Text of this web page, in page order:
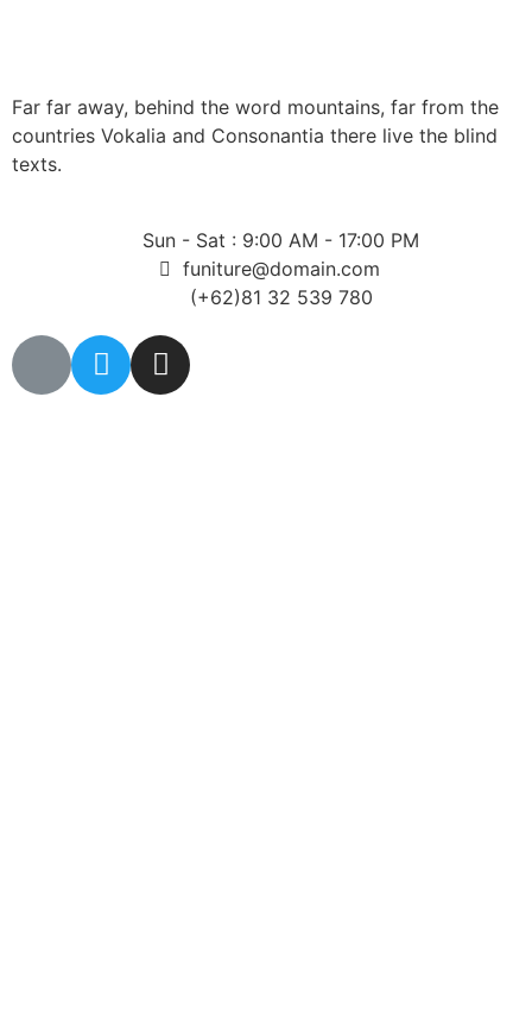
Far far away, behind the word mountains, far from the
countries Vokalia and Consonantia there live the blind
texts.
Sun - Sat : 9:00 AM - 17:00 PM
funiture@domain.com
(+62)81 32 539 780